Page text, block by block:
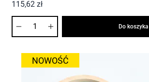
115,62 zł
Do koszyka
NOWOŚĆ